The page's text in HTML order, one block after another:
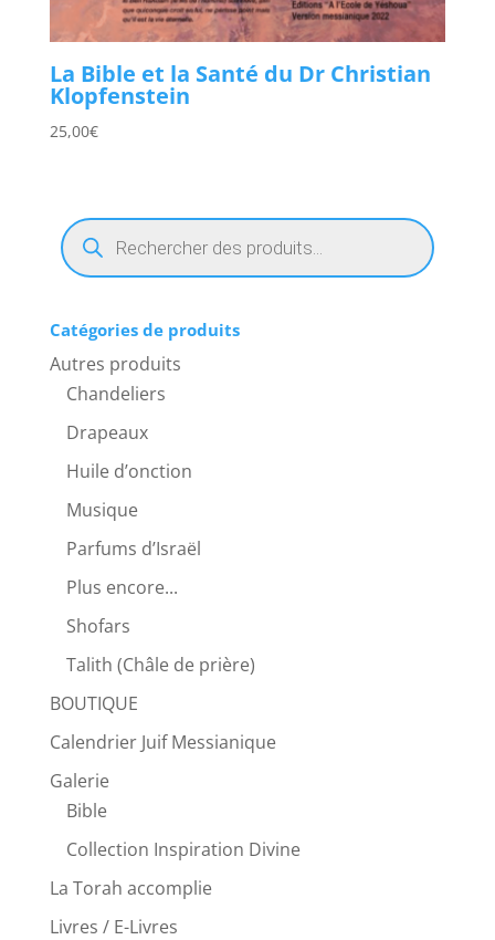
La Bible et la Santé du Dr Christian
Klopfenstein
25,00€
Recherche
de
produits
Catégories de produits
Autres produits
Chandeliers
Drapeaux
Huile d’onction
Musique
Parfums d’Israël
Plus encore...
Shofars
Talith (Châle de prière)
BOUTIQUE
Calendrier Juif Messianique
Galerie
Bible
Collection Inspiration Divine
La Torah accomplie
Livres / E-Livres